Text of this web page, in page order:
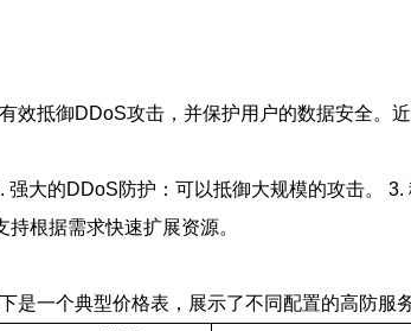
抵御DDoS攻击，并保护用户的数据安全。
大的DDoS防护：可以抵御大规模的攻击。 3.
根据需求快速扩展资源。
一个典型价格表，展示了不同配置的高防服